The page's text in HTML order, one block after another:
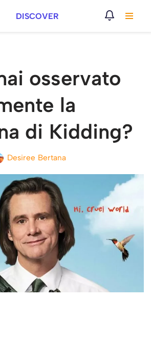
DISCOVER
osservato
la
di Kidding?
Desiree Bertana